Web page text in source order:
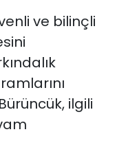
ve bilinçli
ilgili